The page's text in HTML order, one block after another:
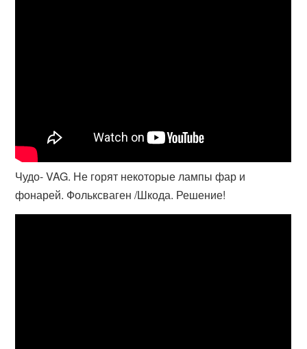
Чудо- VAG. Не горят некоторые лампы фар и
фонарей. Фольксваген /Шкода. Решение!